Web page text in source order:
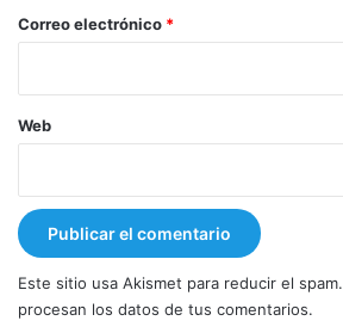
*
Correo electrónico *
Web
Este sitio usa Akismet para reducir el spam.
procesan los datos de tus comentarios.